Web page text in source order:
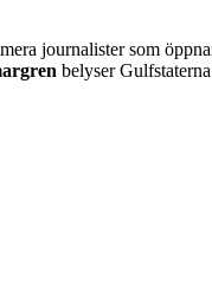
journalister som
belyser